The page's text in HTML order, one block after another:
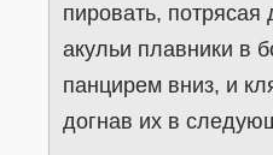
пировать,
акульи плавники в
панцирем вниз, и
догнав их в